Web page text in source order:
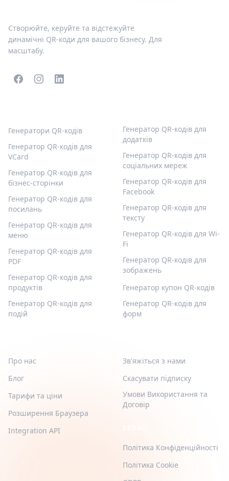
Створюйте, керуйте та відстежуйте
динамічні QR-коди для вашого бізнесу. Для
масштабу.
Генератори QR-кодів
Генератор QR-кодів для
VCard
Генератор QR-кодів для
бізнес-сторінки
Генератор QR-кодів для
посилань
Генератор QR-кодів для
меню
Генератор QR-кодів для
PDF
Генератор QR-кодів для
продуктів
Генератор QR-кодів для
подій
Генератор QR-кодів для
додатків
Генератор QR-кодів для
соціальних мереж
Генератор QR-кодів для
Facebook
Генератор QR-кодів для
тексту
Генератор QR-кодів для Wi-
Fi
Генератор QR-кодів для
зображень
Генератор купон QR-кодів
Генератор QR-кодів для
форм
Про нас
Блог
Тарифи та ціни
Розширення Браузера
Integration API
Зв'яжіться з нами
Скасувати підписку
Умови Використання та
Договір
Політика Конфіденційності
Політика Cookie